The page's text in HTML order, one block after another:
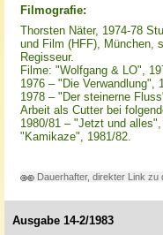
Filmografie:
Thorsten Näter, 1974-78
und Film (HFF), München,
Regisseur.
Filme: "Wolfgang & LO",
1976 – "Die Verwandlung",
1978 – "Der steinerne
Arbeit als Cutter bei
1980/81 – "Jetzt und
"Kamikaze", 1981/82.
Dauerhafter, direkter Link zu
Ausgabe 14-2/1983